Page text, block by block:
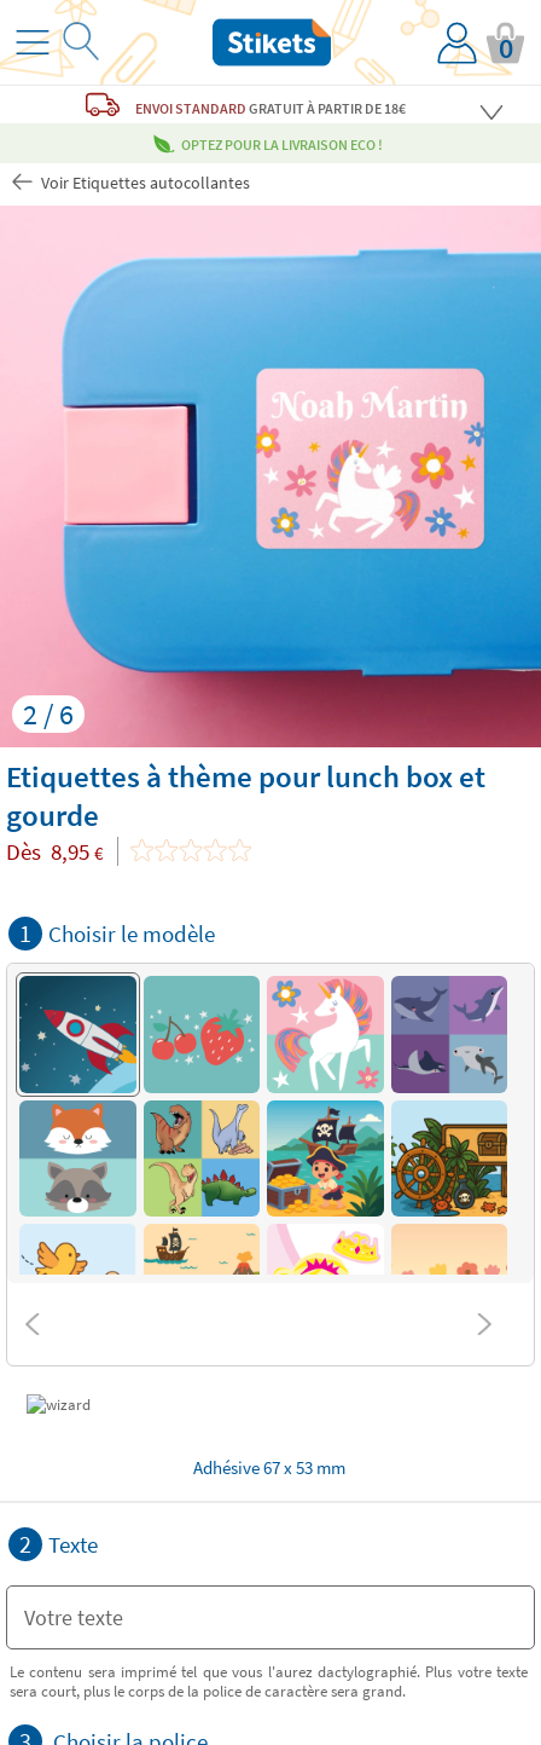
0
ENVOI STANDARDGRATUITÀ PARTIR DE 18€
OPTEZ POUR LA LIVRAISON ECO !
Voir Etiquettes autocollantes
2 / 6
Etiquettes à thème pour lunch box et
gourde
Dès 8,95 €
1 Choisir le modèle
Adhésive 67 x 53 mm
2 Texte
Le contenu sera imprimé tel que vous l'aurez dactylographié. Plus votre texte
sera court, plus le corps de la police de caractère sera grand.